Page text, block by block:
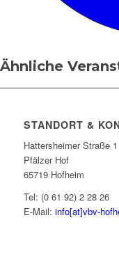
Ähnliche
STANDORT &
Hattersheimer Straße 1
Pfälzer Hof
65719 Hofheim
Tel: (0 61 92) 2 28 26
E-Mail: info[at]vbv-